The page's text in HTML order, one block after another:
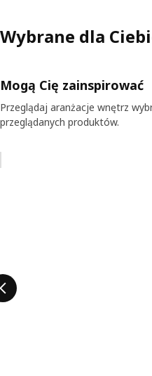
Wybrane dla
Mogą Cię zainspirować
Przeglądaj aranżacje wnętrz
przeglądanych produktów.